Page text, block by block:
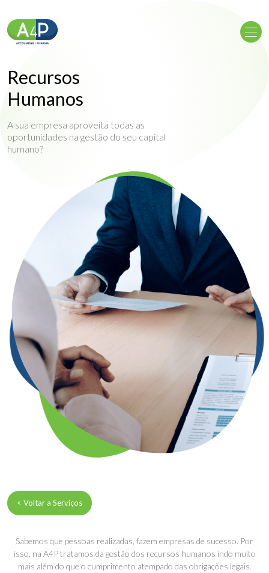
Recursos
Humanos
A sua empresa aproveita todas as
oportunidades na gestão do seu capital
humano?
< Voltar a Serviços
Sabemos que pessoas realizadas, fazem empresas de sucesso. Por
isso, na A4P tratamos da gestão dos recursos humanos indo muito
mais além do que o cumprimento atempado das obrigações legais.